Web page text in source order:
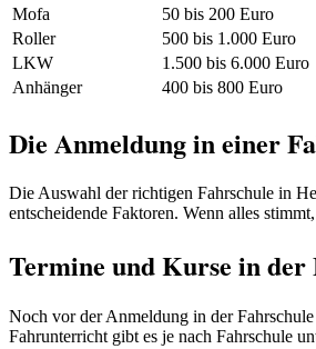
Mofa
50 bis 200 Euro
Roller
500 bis 1.000 Euro
LKW
1.500 bis 6.000 Euro
Anhänger
400 bis 800 Euro
Die Anmeldung in einer
Die Auswahl der richtigen Fahrschule in
entscheidende Faktoren. Wenn alles
Termine und Kurse in
Noch vor der Anmeldung in der
Fahrunterricht gibt es je nach Fahrschule